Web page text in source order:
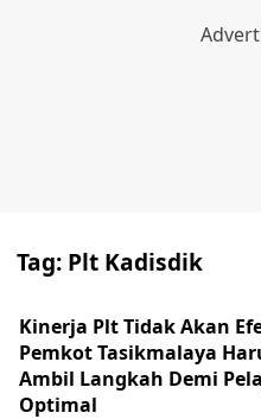
Tag: Plt Kadisdik
Kinerja Plt Tidak Akan
Pemkot Tasikmalaya
Ambil Langkah Demi
Optimal